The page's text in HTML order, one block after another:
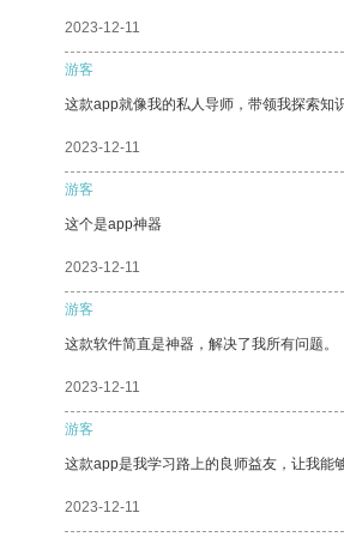
2023-12-11
游客
这款app就像我的私人导师，带领我探索知
2023-12-11
游客
这个是app神器
2023-12-11
游客
这款软件简直是神器，解决了我所有问题。
2023-12-11
游客
这款app是我学习路上的良师益友，让我能
2023-12-11